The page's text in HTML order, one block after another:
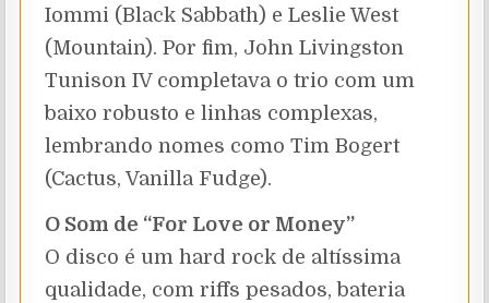
Iommi (Black Sabbath) e Leslie West
(Mountain). Por fim, John Livingston
Tunison IV completava o trio com um
baixo robusto e linhas complexas,
lembrando nomes como Tim Bogert
(Cactus, Vanilla Fudge).
O Som de “For Love or Money”
O disco é um hard rock de altíssima
qualidade, com riffs pesados, bateria